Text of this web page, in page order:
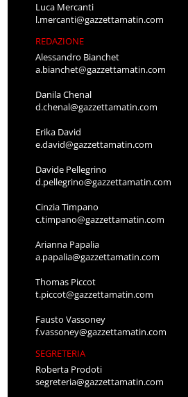
Luca Mercanti
l.mercanti@gazzettamatin.com
REDAZIONE
Alessandro Bianchet
a.bianchet@gazzettamatin.com
Danila Chenal
d.chenal@gazzettamatin.com
Erika David
e.david@gazzettamatin.com
Davide Pellegrino
d.pellegrino@gazzettamatin.com
Cinzia Timpano
c.timpano@gazzettamatin.com
Arianna Papalia
a.papalia@gazzettamatin.com
Thomas Piccot
t.piccot@gazzettamatin.com
Fausto Vassoney
f.vassoney@gazzettamatin.com
SEGRETERIA
Roberta Prodoti
segreteria@gazzettamatin.com